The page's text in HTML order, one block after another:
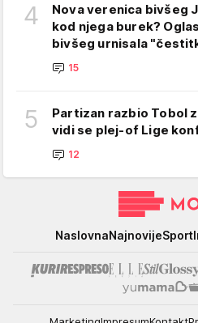
4
Nova verenica bivšeg
kod njega burek?
bivšeg urnisala
15
5
Partizan razbio Tobol
vidi se plej-of Lige
12
NaslovnaNajnovijeSport